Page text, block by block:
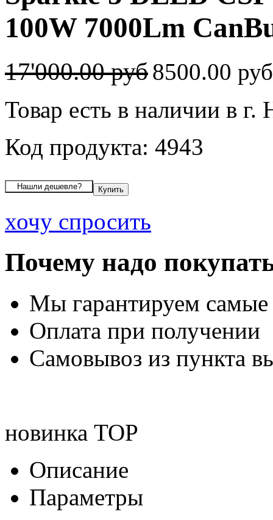
100W 7000Lm
17'000.00 руб8500.00
Товар есть в наличии в
Код продукта: 4943
хочу спросить
Почему надо
Мы гарантируем
Оплата при получении
Самовывоз из пункта
новинка TOP
Описание
Параметры